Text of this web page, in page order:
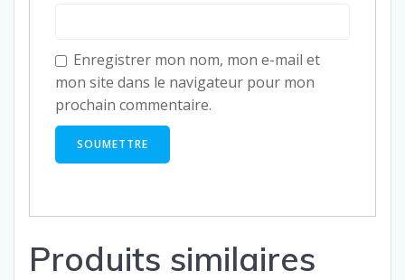
Enregistrer mon nom, mon e-mail et
mon site dans le navigateur pour mon
prochain commentaire.
Produits similaires